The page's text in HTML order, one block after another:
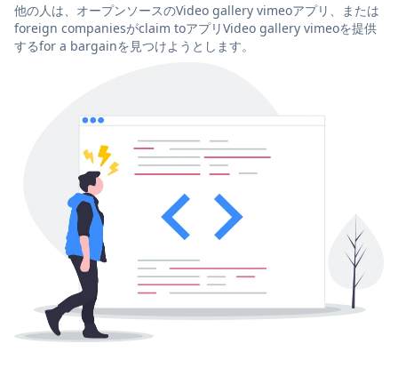
他の人は、オープンソースのVideo gallery vimeoアプリ、または
foreign companiesがclaim toアプリVideo gallery vimeoを提供
するfor a bargainを見つけようとします。